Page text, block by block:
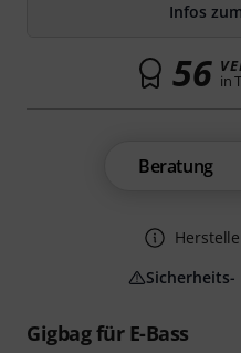
Gigbag für E-Bass
Infos
56 in
Beratung